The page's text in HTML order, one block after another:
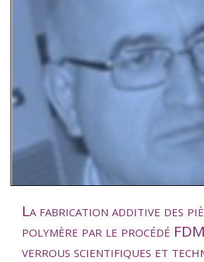
La fabrication additive des
polymère par le procédé
verrous scientifiques et